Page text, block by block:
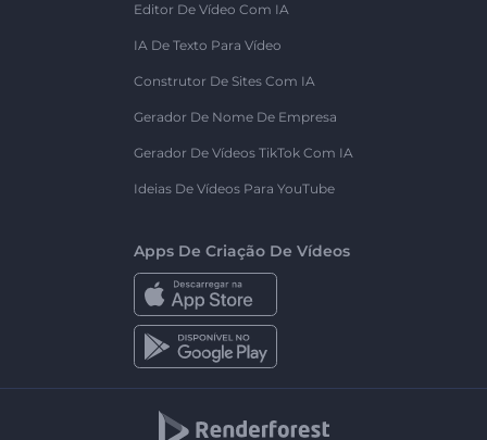
Editor De Vídeo Com IA
IA De Texto Para Vídeo
Construtor De Sites Com IA
Gerador De Nome De Empresa
Gerador De Vídeos TikTok Com IA
Ideias De Vídeos Para YouTube
Apps De Criação De Vídeos